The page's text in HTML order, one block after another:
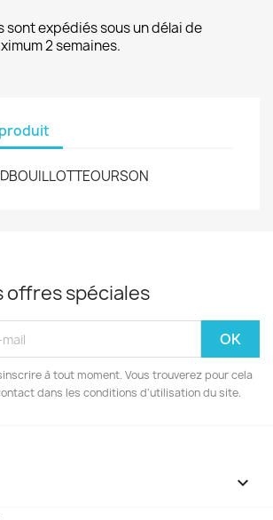
sont expédiés sous un délai de
2 semaines.
offres spéciales
à tout moment. Vous trouverez pour cela
dans les conditions d'utilisation du site.
